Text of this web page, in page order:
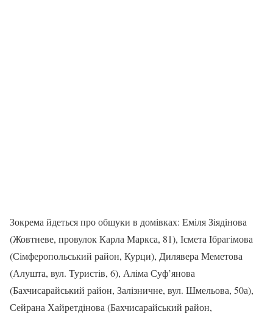
Зокрема йдеться про обшуки в домівках: Еміля Зіядінова
(Жовтневе, провулок Карла Маркса, 81), Ісмета Ібрагімова
(Сімферопольський район, Курци), Дилявера Меметова
(Алушта, вул. Туристів, 6), Аліма Суф’янова
(Бахчисарайський район, Залізничне, вул. Шмельова, 50а),
Сейрана Хайретдінова (Бахчисарайський район,